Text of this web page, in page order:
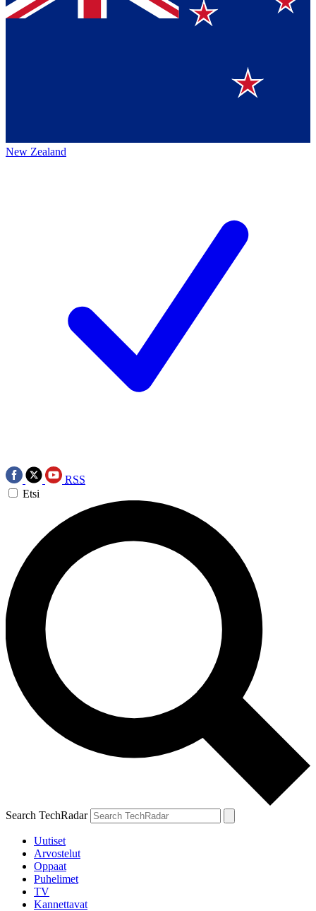
New Zealand
RSS
Etsi
Search TechRadar
Uutiset
Arvostelut
Oppaat
Puhelimet
TV
Kannettavat